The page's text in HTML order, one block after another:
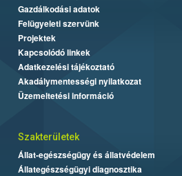
Gazdálkodási adatok
Felügyeleti szervünk
Projektek
Kapcsolódó linkek
Adatkezelési tájékoztató
Akadálymentességi nyilatkozat
Üzemeltetési információ
Szakterületek
Állat-egészségügy és állatvédelem
Állategészségügyi diagnosztika